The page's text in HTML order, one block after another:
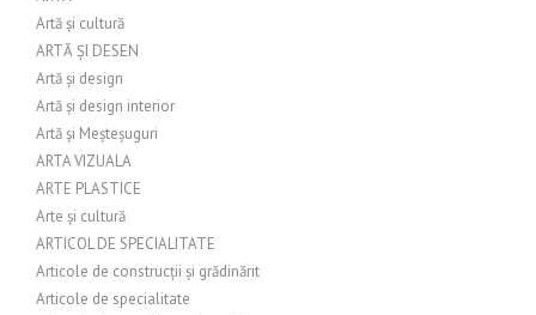
Artă și cultură
ARTĂ ȘI DESEN
Artă și design
Artă și design interior
Artă și Meșteșuguri
ARTA VIZUALA
ARTE PLASTICE
Arte și cultură
ARTICOL DE SPECIALITATE
Articole de construcții și grădinărit
Articole de specialitate